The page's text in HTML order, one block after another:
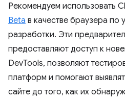
Рекомендуем использовать
Beta в качестве браузера по
разработки. Эти
предоставляют доступ к
DevTools, позволяют
платформ и помогают
сайте до того, как их